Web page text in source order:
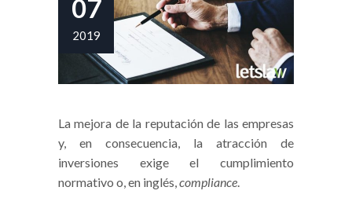
07
2019
La mejora de la reputación de las empresas
y, en consecuencia, la atracción de
inversiones exige el cumplimiento
normativo o, en inglés,compliance.